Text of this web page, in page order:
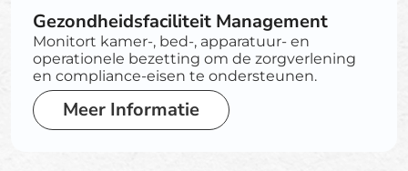
Gezondheidsfaciliteit Management
Monitort kamer-, bed-, apparatuur- en
operationele bezetting om de zorgverlening
en compliance-eisen te ondersteunen.
Meer Informatie